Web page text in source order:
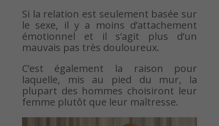
Si la relation est seulement basée sur
le sexe, il y a moins d’attachement
émotionnel et il s’agit plus d’un
mauvais pas très douloureux.
C’est également la raison pour
laquelle, mis au pied du mur, la
plupart des hommes choisiront leur
femme plutôt que leur maîtresse.